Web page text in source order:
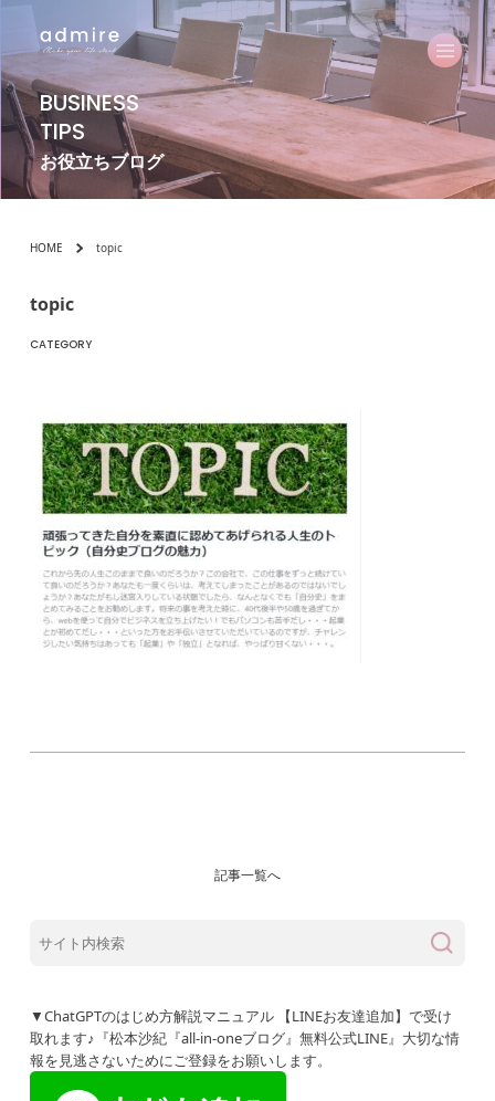
BUSINESS
TIPS
お役立ちブログ
HOME topic
topic
CATEGORY
記事一覧へ
▼ChatGPTのはじめ方解説マニュアル 【LINEお友達追加】で受け
取れます♪『松本沙紀『all-in-oneブログ』無料公式LINE』大切な情
報を見逃さないためにご登録をお願いします。